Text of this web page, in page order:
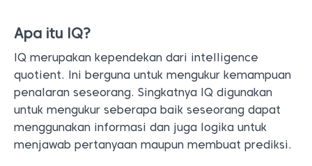
Apa itu IQ?
IQ merupakan kependekan dari intelligence
quotient. Ini berguna untuk mengukur kemampuan
penalaran seseorang. Singkatnya IQ digunakan
untuk mengukur seberapa baik seseorang dapat
menggunakan informasi dan juga logika untuk
menjawab pertanyaan maupun membuat prediksi.